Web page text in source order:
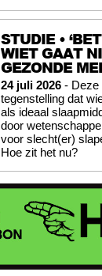
STUDIE •
WIET GAAT
GEZONDE
24 juli 2026 - Deze
tegenstelling dat
als ideaal
door
voor slecht(er)
Hoe zit het nu?